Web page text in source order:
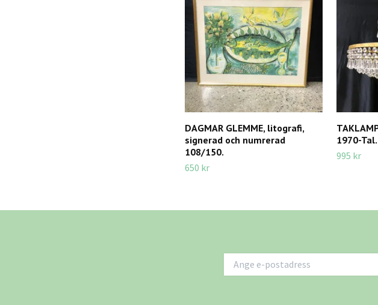
DAGMAR GLEMME, litografi,
signerad och numrerad
108/150.
650 kr
1970-Tal.
995 kr